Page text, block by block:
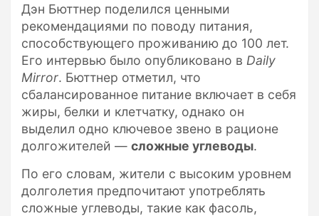
Дэн Бюттнер поделился ценными
рекомендациями по поводу питания,
способствующего проживанию до 100 лет.
Его интервью было опубликовано в Daily
Mirror. Бюттнер отметил, что
сбалансированное питание включает в себя
жиры, белки и клетчатку, однако он
выделил одно ключевое звено в рационе
долгожителей — сложные углеводы.
По его словам, жители с высоким уровнем
долголетия предпочитают употреблять
сложные углеводы, такие как фасоль,